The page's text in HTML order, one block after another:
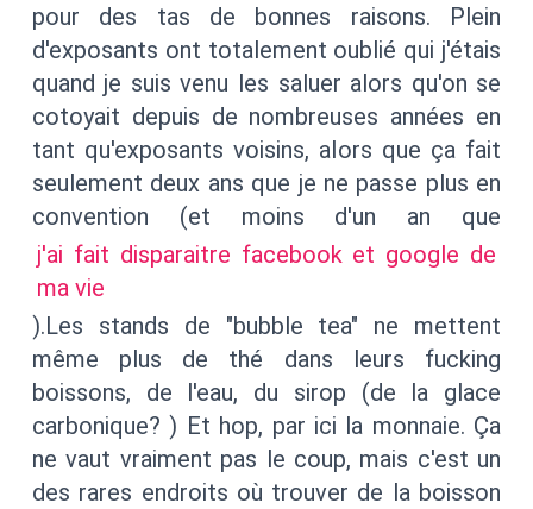
pour des tas de bonnes raisons. Plein
d'exposants ont totalement oublié qui j'étais
quand je suis venu les saluer alors qu'on se
cotoyait depuis de nombreuses années en
tant qu'exposants voisins, alors que ça fait
seulement deux ans que je ne passe plus en
convention (et moins d'un an que
j'ai fait disparaitre facebook et google de
ma vie
).Les stands de "bubble tea" ne mettent
même plus de thé dans leurs fucking
boissons, de l'eau, du sirop (de la glace
carbonique? ) Et hop, par ici la monnaie. Ça
ne vaut vraiment pas le coup, mais c'est un
des rares endroits où trouver de la boisson